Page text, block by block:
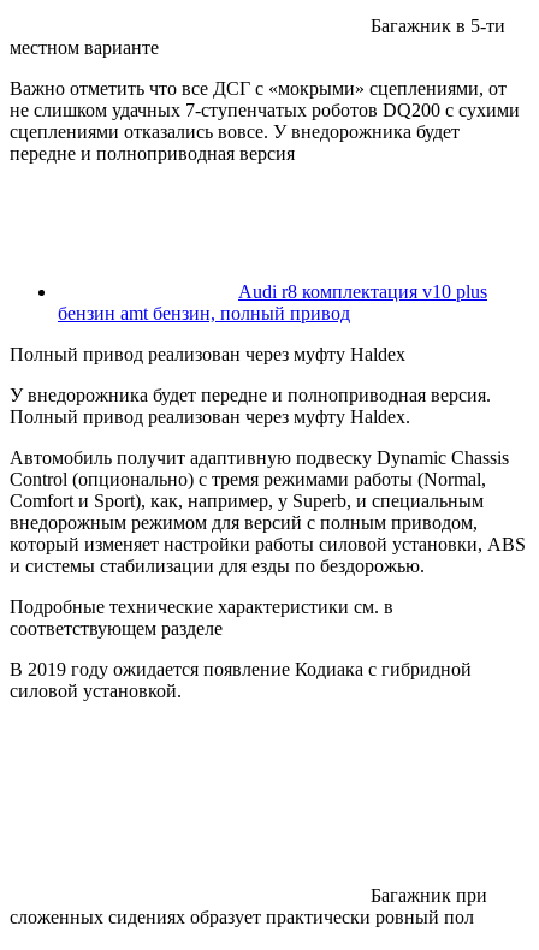
Багажник в 5-ти
местном варианте
Важно отметить что все ДСГ с «мокрыми» сцеплениями, от
не слишком удачных 7-ступенчатых роботов DQ200 c сухими
сцеплениями отказались вовсе. У внедорожника будет
передне и полноприводная версия
Audi r8 комплектация v10 plus
бензин amt бензин, полный привод
Полный привод реализован через муфту Haldex
У внедорожника будет передне и полноприводная версия.
Полный привод реализован через муфту Haldex.
Автомобиль получит адаптивную подвеску Dynamic Chassis
Control (опционально) с тремя режимами работы (Normal,
Comfort и Sport), как, например, у Superb, и специальным
внедорожным режимом для версий с полным приводом,
который изменяет настройки работы силовой установки, ABS
и системы стабилизации для езды по бездорожью.
Подробные технические характеристики см. в
соответствующем разделе
В 2019 году ожидается появление Кодиака с гибридной
силовой установкой.
Багажник при
сложенных сидениях образует практически ровный пол